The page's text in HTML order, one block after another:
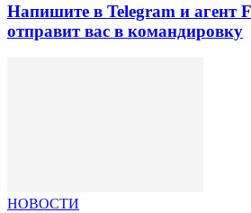
Напишите в Telegram и агент
отправит вас в командировку
НОВОСТИ